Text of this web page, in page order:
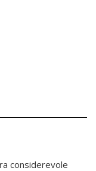
considerevole